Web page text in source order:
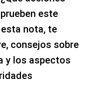
este
nota, te
consejos sobre
y los aspectos